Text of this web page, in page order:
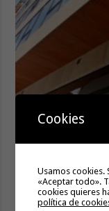
El Gobierno
al sector por valor
Cookies
Usamos cookies.
«Aceptar todo».
cookies quieres
política de